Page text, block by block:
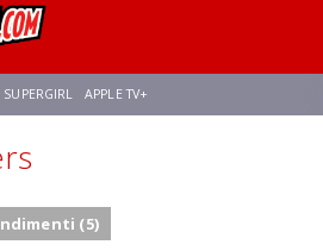
SUPERGIRL APPLE TV+
(5)